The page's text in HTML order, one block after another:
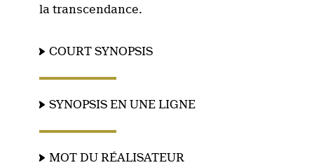
la transcendance.
COURT SYNOPSIS
SYNOPSIS EN UNE LIGNE
MOT DU RÉALISATEUR